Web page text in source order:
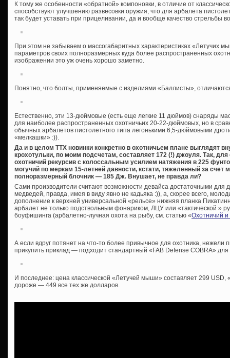
К тому же особенности «обратной» компоновки, в отличие от
способствуют улучшению развесовки оружия, что для арбалета
так будет уставать при прицеливании, да и вообще качество стрельбы
При этом не забываем о массогабаритных характеристиках «Летучих
параметров своих полноразмерных куда более распространенных
изображении это уж очень хорошо заметно.
Понятно, что болты, применяемые с изделиями «Баллисты»,
Естественно, эти 13-дюймовые (есть еще легкие 11 дюймов) снаряды
для наиболее распространенных охотничьих 20-22-дюймовых, но в
обычных арбалетов пистолетного типа легонькими 6,5-дюймовыми
«мелкашки» :)).
Да и в целом ТТХ новинки конкретно в охотничьем плане выглядят
крохотульки, по моим подсчетам, составляет 172 (!) джоуля. Так,
охотничий рекурсив с колоссальным усилием натяжения в 225
могучий по меркам 15-летней давности, кстати, тяжеленный за счет
полноразмерный блочник — 185 Дж. Внушает, не правда ли?
Сами производители считают возможности девайса достаточными для
медведей, правда, имея в виду явно не кадьяка :)), а, скорее всего,
дополнение к верхней универсальной «рельсе» нижняя планка
арбалет не только подствольным фонариком, ЛЦУ или «тактической »
боуфишинга (арбалетно-лучная охота на рыбу, см. статью «Охотничий и
А если вдруг потянет на что-то более привычное для охотника, нежели
прикупить приклад — подходит стандартный «FAB Defense COBRA»
И последнее: цена классической «Летучей мыши» составляет 299
дороже — 449 все тех же долларов.